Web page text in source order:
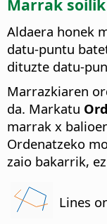
Marrak soilik
Aldaera honek
datu-puntu
dituzte datu-
Marrazkiaren
da. Markatu
marrak x
Ordenatzeko
zaio bakarrik,
Lines